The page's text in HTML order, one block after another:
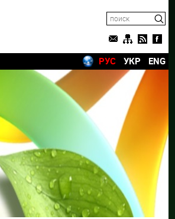
РУС УКР ENG